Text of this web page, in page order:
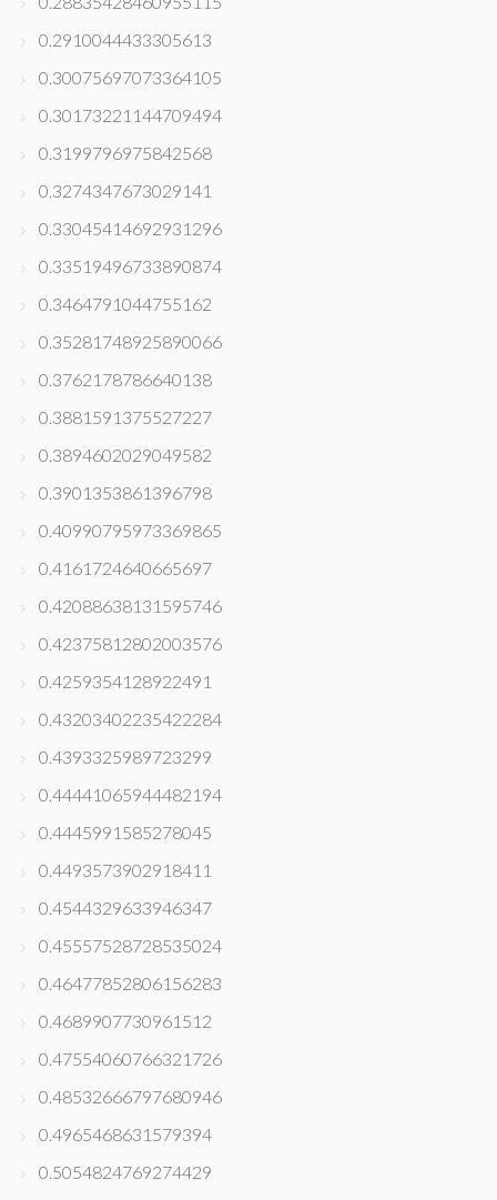
0.2910044433305613
0.30075697073364105
0.30173221144709494
0.3199796975842568
0.3274347673029141
0.33045414692931296
0.33519496733890874
0.3464791044755162
0.35281748925890066
0.3762178786640138
0.3881591375527227
0.3894602029049582
0.3901353861396798
0.40990795973369865
0.4161724640665697
0.42088638131595746
0.42375812802003576
0.4259354128922491
0.43203402235422284
0.4393325989723299
0.44441065944482194
0.4445991585278045
0.4493573902918411
0.4544329633946347
0.45557528728535024
0.46477852806156283
0.4689907730961512
0.47554060766321726
0.48532666797680946
0.4965468631579394
0.5054824769274429